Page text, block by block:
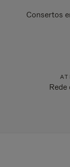
Consertos